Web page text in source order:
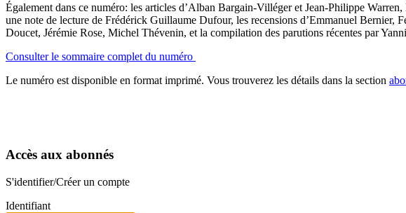
Également dans ce numéro: les articles d’Alban Bargain-Villéger et Jean-Philippe
une note de lecture de Frédérick Guillaume Dufour, les recensions d’Emmanuel
Doucet, Jérémie Rose, Michel Thévenin, et la compilation des parutions récentes par
Consulter le sommaire complet du numéro
Le numéro est disponible en format imprimé. Vous trouverez les détails dans la section
Accès aux abonnés
S'identifier/Créer un compte
Identifiant